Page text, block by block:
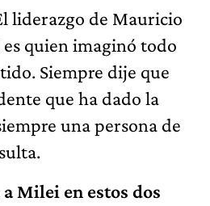
liderazgo de Mauricio
quien imaginó todo
Siempre dije que
que ha dado la
una persona de
Milei en estos dos